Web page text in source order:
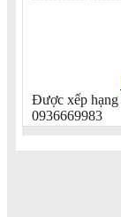
Được xếp hạng
0936669983